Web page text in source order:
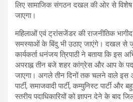
लिए सामाजिक संगठन दखल की ओर से
जाएगा।
महिलाओं एवं ट्रांसजेंडर की राजनीतिक
समस्याओं के बिंदु भी उठाए जाएंगे। दखल से
कार्यकर्ता धनंजय त्रिपाठी ने बताया कि इस
अपराह्न तीन बजे शहर कांग्रेस और आप के
जाएगा। अगले तीन दिनों तक चलने वाले इस
पार्टी, समाजवादी पार्टी, कम्युनिस्ट पार्टी
स्तरीय पदाधिकारियों को ज्ञापन देने के बाद